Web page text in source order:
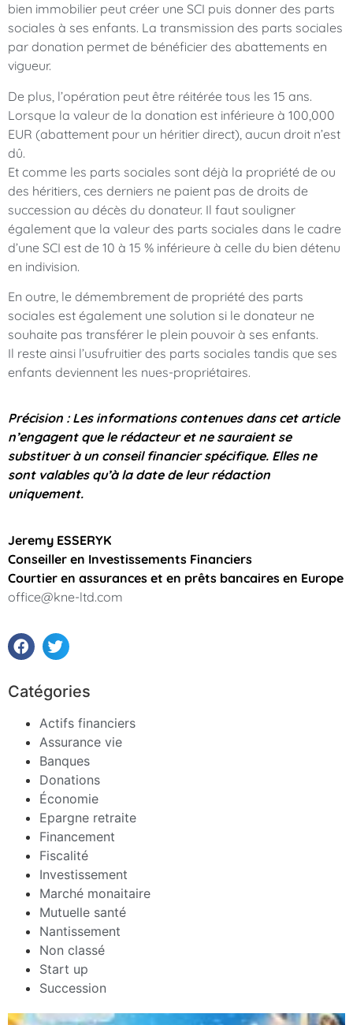
bien immobilier peut créer une SCI puis donner des parts
sociales à ses enfants. La transmission des parts sociales
par donation permet de bénéficier des abattements en
vigueur.
De plus, l’opération peut être réitérée tous les 15 ans.
Lorsque la valeur de la donation est inférieure à 100,000
EUR (abattement pour un héritier direct), aucun droit n’est
dû.
Et comme les parts sociales sont déjà la propriété de ou
des héritiers, ces derniers ne paient pas de droits de
succession au décès du donateur. Il faut souligner
également que la valeur des parts sociales dans le cadre
d’une SCI est de 10 à 15 % inférieure à celle du bien détenu
en indivision.
En outre, le démembrement de propriété des parts
sociales est également une solution si le donateur ne
souhaite pas transférer le plein pouvoir à ses enfants.
Il reste ainsi l’usufruitier des parts sociales tandis que ses
enfants deviennent les nues-propriétaires.
Précision : Les informations contenues dans cet article
n’engagent que le rédacteur et ne sauraient se
substituer à un conseil financier spécifique. Elles ne
sont valables qu’à la date de leur rédaction
uniquement.
Jeremy ESSERYK
Conseiller en Investissements Financiers
Courtier en assurances et en prêts bancaires en Europe
office@kne-ltd.com
Catégories
Actifs financiers
Assurance vie
Banques
Donations
Économie
Epargne retraite
Financement
Fiscalité
Investissement
Marché monaitaire
Mutuelle santé
Nantissement
Non classé
Start up
Succession